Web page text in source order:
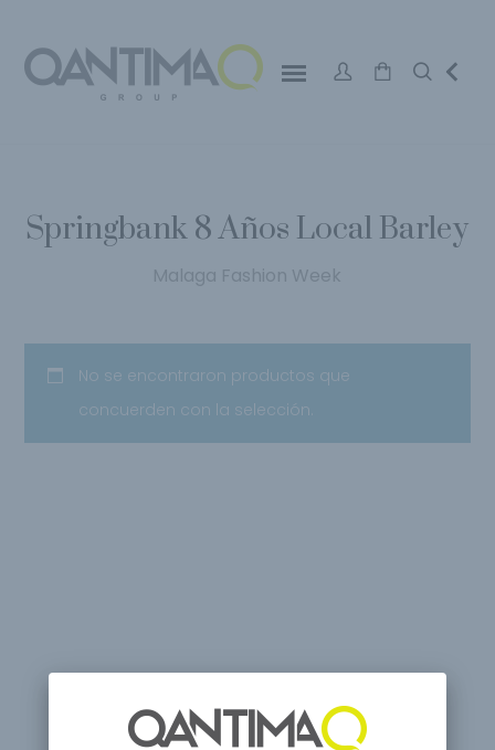
Springbank 8 Años Local Barley
Malaga Fashion Week
No se encontraron productos que
concuerden con la selección.